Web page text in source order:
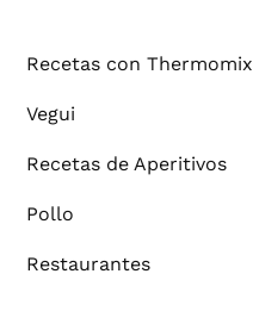
Recetas con Thermomix
Vegui
Recetas de Aperitivos
Pollo
Restaurantes